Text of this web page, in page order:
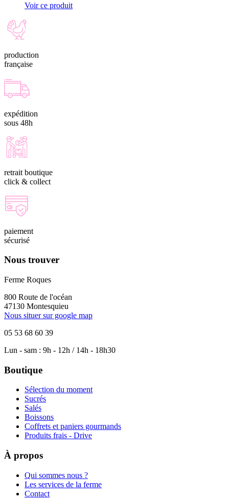
Voir ce produit
production
française
expédition
sous 48h
retrait boutique
click & collect
paiement
sécurisé
Nous trouver
Ferme Roques
800 Route de l'océan
47130 Montesquieu
Nous situer sur google map
05 53 68 60 39
Lun - sam : 9h - 12h / 14h - 18h30
Boutique
Sélection du moment
Sucrés
Salés
Boissons
Coffrets et paniers gourmands
Produits frais - Drive
À propos
Qui sommes nous ?
Les services de la ferme
Contact